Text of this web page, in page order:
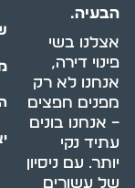
הבעיה.
אצלנו בשי
פינוי דירה,
אנחנו לא רק
מפנים חפצים
– אנחנו בונים
עתיד נקי
יותר. עם ניסיון
של עשורים